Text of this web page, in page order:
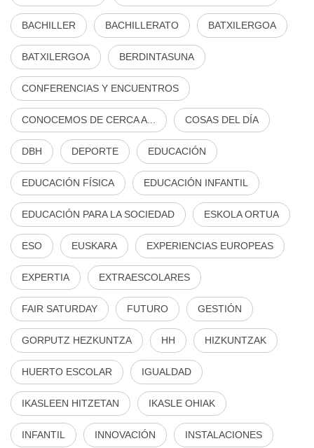
BACHILLER BACHILLERATO BATXILERGOA
BATXILERGOA BERDINTASUNA
CONFERENCIAS Y ENCUENTROS
CONOCEMOS DE CERCA A... COSAS DEL DÍA
DBH DEPORTE EDUCACIÓN
EDUCACIÓN FÍSICA EDUCACIÓN INFANTIL
EDUCACIÓN PARA LA SOCIEDAD ESKOLA ORTUA
ESO EUSKARA EXPERIENCIAS EUROPEAS
EXPERTIA EXTRAESCOLARES
FAIR SATURDAY FUTURO GESTIÓN
GORPUTZ HEZKUNTZA HH HIZKUNTZAK
HUERTO ESCOLAR IGUALDAD
IKASLEEN HITZETAN IKASLE OHIAK
INFANTIL INNOVACIÓN INSTALACIONES